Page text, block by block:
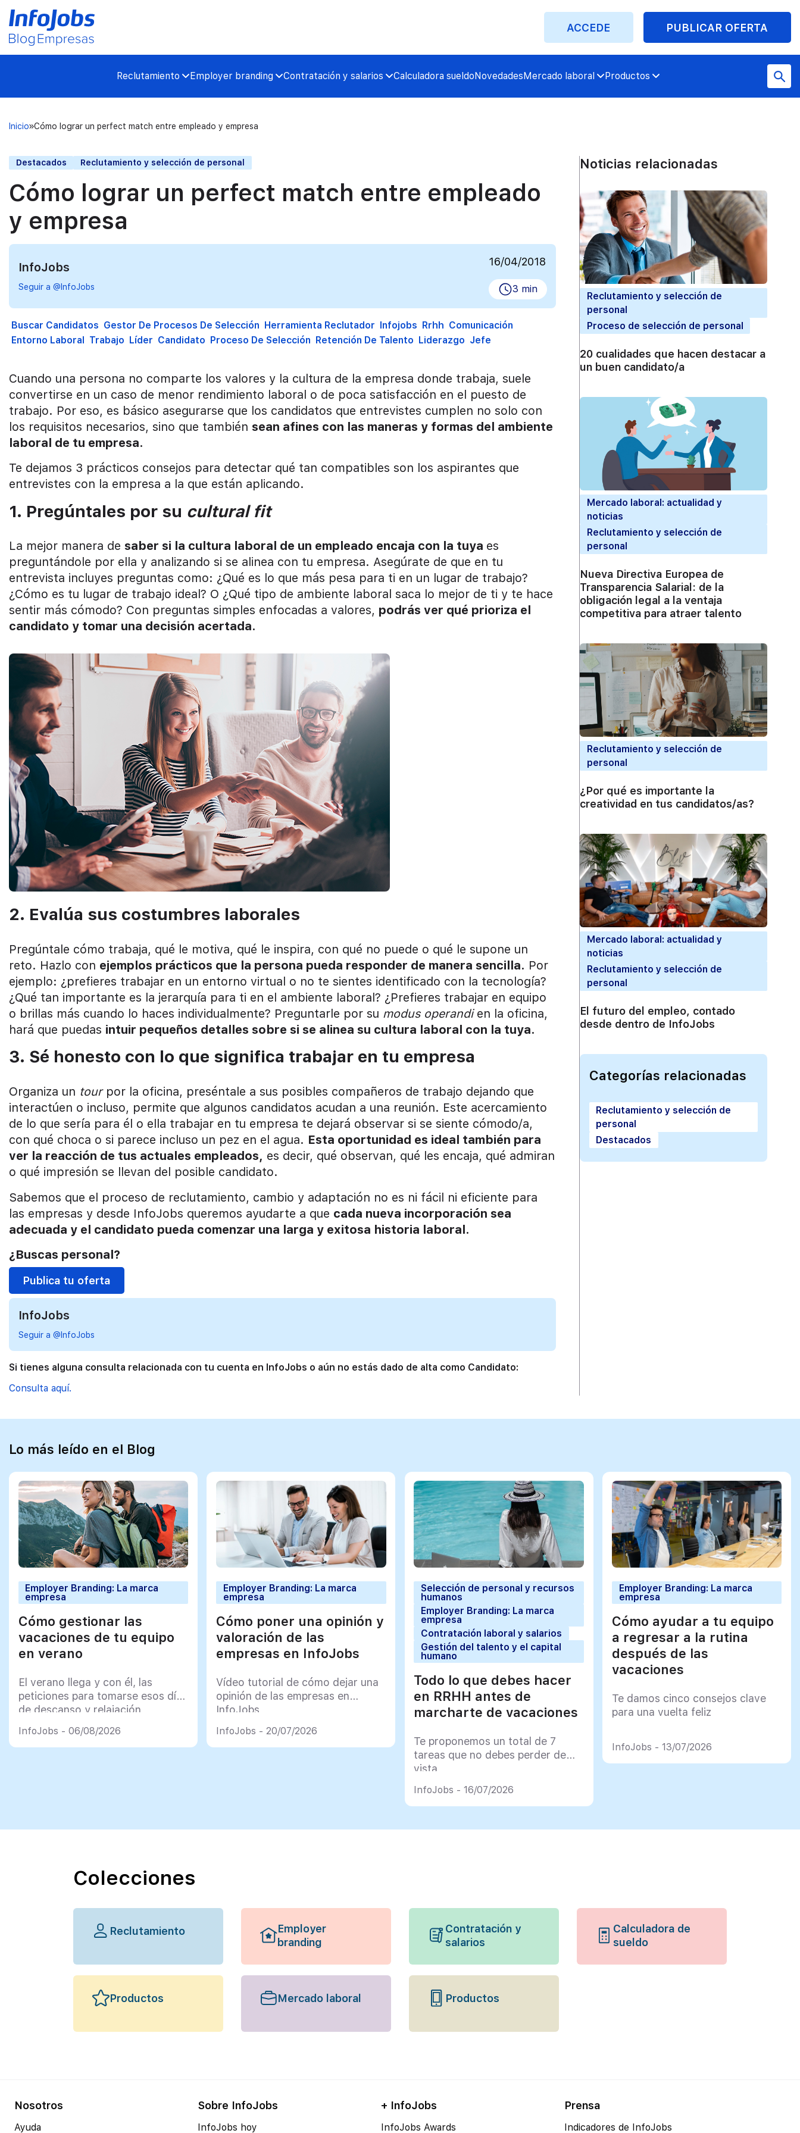
ACCEDE PUBLICAR OFERTA
Reclutamiento Employer branding Contratación y salarios Calculadora sueldoNovedadesMercado laboral Productos
Inicio Cómo lograr un perfect match entre empleado y empresa
Destacados Reclutamiento y selección de personal
Cómo lograr un perfect match entre empleado
y empresa
InfoJobs
Seguir a @InfoJobs
16/04/2018
3 min
Buscar Candidatos Gestor De Procesos De Selección Herramienta Reclutador Infojobs Rrhh Comunicación
Entorno Laboral Trabajo Líder Candidato Proceso De Selección Retención De Talento Liderazgo Jefe
Cuando una persona no comparte los valores y la cultura de la empresa donde trabaja, suele
convertirse en un caso de menor rendimiento laboral o de poca satisfacción en el puesto de
trabajo. Por eso, es básico asegurarse que los candidatos que entrevistes cumplen no solo con
los requisitos necesarios, sino que también sean afines con las maneras y formas del ambiente
laboral de tu empresa.
Te dejamos 3 prácticos consejos para detectar qué tan compatibles son los aspirantes que
entrevistes con la empresa a la que están aplicando.
1. Pregúntales por su cultural fit
La mejor manera de saber si la cultura laboral de un empleado encaja con la tuya es
preguntándole por ella y analizando si se alinea con tu empresa. Asegúrate de que en tu
entrevista incluyes preguntas como: ¿Qué es lo que más pesa para ti en un lugar de trabajo?
¿Cómo es tu lugar de trabajo ideal? O ¿Qué tipo de ambiente laboral saca lo mejor de ti y te hace
sentir más cómodo? Con preguntas simples enfocadas a valores, podrás ver qué prioriza el
candidato y tomar una decisión acertada.
2. Evalúa sus costumbres laborales
Pregúntale cómo trabaja, qué le motiva, qué le inspira, con qué no puede o qué le supone un
reto. Hazlo con ejemplos prácticos que la persona pueda responder de manera sencilla. Por
ejemplo: ¿prefieres trabajar en un entorno virtual o no te sientes identificado con la tecnología?
¿Qué tan importante es la jerarquía para ti en el ambiente laboral? ¿Prefieres trabajar en equipo
o brillas más cuando lo haces individualmente? Preguntarle por su modus operandi en la oficina,
hará que puedas intuir pequeños detalles sobre si se alinea su cultura laboral con la tuya.
3. Sé honesto con lo que significa trabajar en tu empresa
Organiza un tourpor la oficina, preséntale a sus posibles compañeros de trabajo dejando que
interactúen o incluso, permite que algunos candidatos acudan a una reunión. Este acercamiento
de lo que sería para él o ella trabajar en tu empresa te dejará observar si se siente cómodo/a,
con qué choca o si parece incluso un pez en el agua. Esta oportunidad es ideal también para
ver la reacción de tus actuales empleados, es decir, qué observan, qué les encaja, qué admiran
o qué impresión se llevan del posible candidato.
Sabemos que el proceso de reclutamiento, cambio y adaptación no es ni fácil ni eficiente para
las empresas y desde InfoJobs queremos ayudarte a que cada nueva incorporación sea
adecuada y el candidato pueda comenzar una larga y exitosa historia laboral.
¿Buscas personal?
Publica tu oferta
InfoJobs
Seguir a @InfoJobs
Si tienes alguna consulta relacionada con tu cuenta en InfoJobs o aún no estás dado de alta como Candidato:
Consulta aquí.
Noticias relacionadas
Reclutamiento y selección de
personal
Proceso de selección de personal
20 cualidades que hacen destacar a
un buen candidato/a
Mercado laboral: actualidad y
noticias
Reclutamiento y selección de
personal
Nueva Directiva Europea de
Transparencia Salarial: de la
obligación legal a la ventaja
competitiva para atraer talento
Reclutamiento y selección de
personal
¿Por qué es importante la
creatividad en tus candidatos/as?
Mercado laboral: actualidad y
noticias
Reclutamiento y selección de
personal
El futuro del empleo, contado
desde dentro de InfoJobs
Categorías relacionadas
Reclutamiento y selección de
personal
Destacados
Lo más leído en el Blog
Employer Branding: La marca
empresa
Cómo gestionar las
vacaciones de tu equipo
en verano
El verano llega y con él, las
peticiones para tomarse esos días
de descanso y relajación
InfoJobs - 06/08/2026
Employer Branding: La marca
empresa
Cómo poner una opinión y
valoración de las
empresas en InfoJobs
Vídeo tutorial de cómo dejar una
opinión de las empresas en
InfoJobs
InfoJobs - 20/07/2026
Selección de personal y recursos
humanos
Employer Branding: La marca
empresa
Contratación laboral y salarios
Gestión del talento y el capital
humano
Todo lo que debes hacer
en RRHH antes de
marcharte de vacaciones
Te proponemos un total de 7
tareas que no debes perder de
vista
InfoJobs - 16/07/2026
Employer Branding: La marca
empresa
Cómo ayudar a tu equipo
a regresar a la rutina
después de las
vacaciones
Te damos cinco consejos clave
para una vuelta feliz
InfoJobs - 13/07/2026
Colecciones
Reclutamiento
Employer
branding
Contratación y
salarios
Calculadora de
sueldo
Productos Mercado laboral Productos
Nosotros
Ayuda
Sobre InfoJobs
InfoJobs hoy
+ InfoJobs
InfoJobs Awards
Prensa
Indicadores de InfoJobs